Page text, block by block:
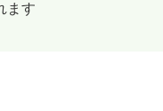
ます